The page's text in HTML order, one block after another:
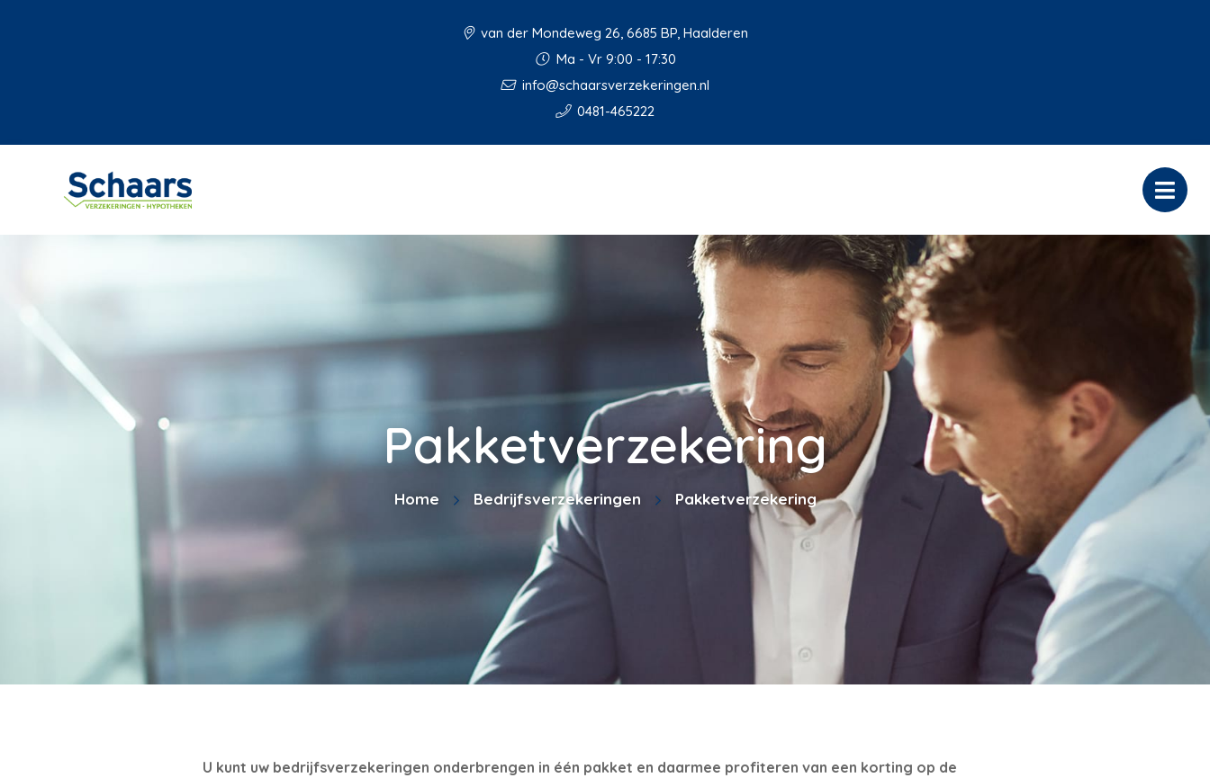
van der Mondeweg 26, 6685 BP, Haalderen
Ma - Vr 9:00 - 17:30
info@schaarsverzekeringen.nl
0481-465222
Pakketverzekering
Home Bedrijfsverzekeringen Pakketverzekering
U kunt uw bedrijfsverzekeringen onderbrengen in één pakket en daarmee profiteren van een korting op de